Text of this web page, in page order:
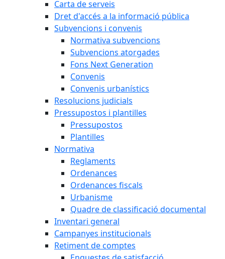
Carta de serveis
Dret d'accés a la informació pública
Subvencions i convenis
Normativa subvencions
Subvencions atorgades
Fons Next Generation
Convenis
Convenis urbanístics
Resolucions judicials
Pressupostos i plantilles
Pressupostos
Plantilles
Normativa
Reglaments
Ordenances
Ordenances fiscals
Urbanisme
Quadre de classificació documental
Inventari general
Campanyes institucionals
Retiment de comptes